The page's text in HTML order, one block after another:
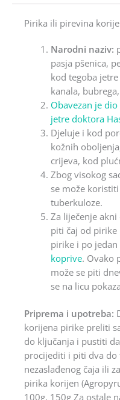
Pirika ili pirevina
Narodni naziv:
pasja pšenica,
kod tegoba
kanala,
Obavezan je
jetre doktora
Djeluje i kod
kožnih
crijeva, kod
Zbog visokog
se može
tuberkuloze.
Za liječenje
piti čaj od
pirike i po
koprive. Ovako
može se piti
se na licu
Priprema i upotreba:
korijena pirike preliti
do ključanja i pustiti
procijediti i piti dva
nezaslađenog čaja ili
pirika korijen
100g, 150g Za ostale